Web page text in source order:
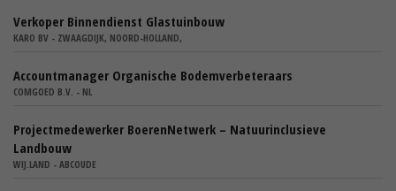
Verkoper Binnendienst Glastuinbouw
KARO BV - ZWAAGDIJK, NOORD-HOLLAND,
Accountmanager Organische Bodemverbeteraars
COMGOED B.V. - NL
Projectmedewerker BoerenNetwerk – Natuurinclusieve
Landbouw
WIJ.LAND - ABCOUDE